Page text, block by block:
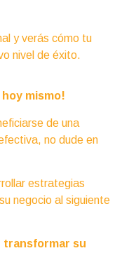
y verás cómo tu
nivel de éxito.
mismo!
de una
no dude en
estrategias
negocio al siguiente
transformar su